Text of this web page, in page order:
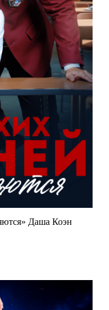
Даша Коэн